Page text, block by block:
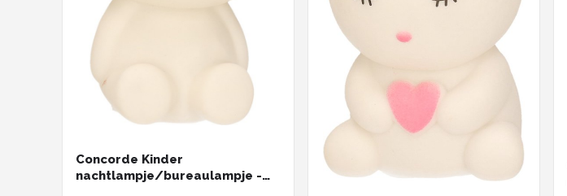
Concorde Kinder
nachtlampje/bureaulampje -